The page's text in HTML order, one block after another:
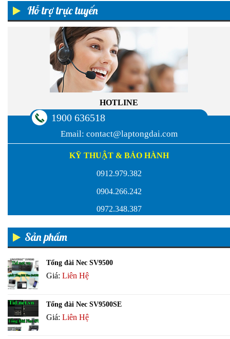
Hỗ trợ trực tuyến
HOTLINE
1900 636518
Email: contact@laptongdai.com
KỸ THUẬT & BẢO HÀNH
0912.979.382
0904.266.242
0972.348.387
Sản phẩm
Tổng đài Nec SV9500
Giá: Liên Hệ
Tổng đài Nec SV9500SE
Giá: Liên Hệ